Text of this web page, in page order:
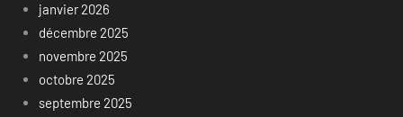
janvier 2026
décembre 2025
novembre 2025
octobre 2025
septembre 2025